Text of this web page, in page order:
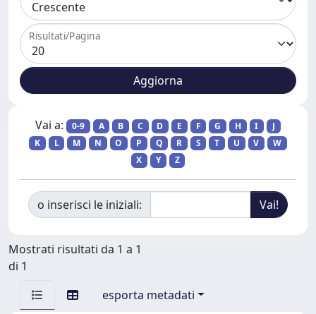
Risultati/Pagina
Vai a: 0-9 A B C D E F G H I
J
K
L M N O P Q R S T U V
W
X
Y Z
o inserisci le iniziali:
Mostrati risultati da 1 a 1
di 1
esporta metadati